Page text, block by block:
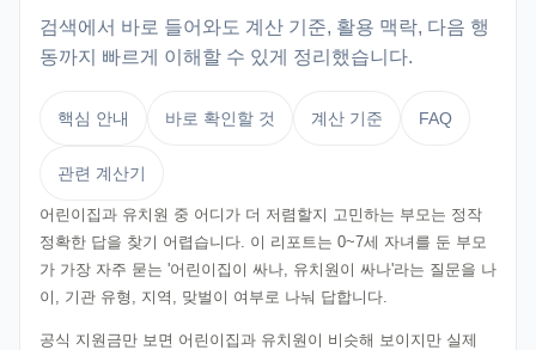
검색에서 바로 들어와도 계산 기준, 활용 맥락, 다음 행
동까지 빠르게 이해할 수 있게 정리했습니다.
핵심 안내 바로 확인할 것 계산 기준 FAQ
관련 계산기
어린이집과 유치원 중 어디가 더 저렴할지 고민하는 부모는 정작
정확한 답을 찾기 어렵습니다. 이 리포트는 0~7세 자녀를 둔 부모
가 가장 자주 묻는 '어린이집이 싸나, 유치원이 싸나'라는 질문을 나
이, 기관 유형, 지역, 맞벌이 여부로 나눠 답합니다.
공식 지원금만 보면 어린이집과 유치원이 비슷해 보이지만 실제